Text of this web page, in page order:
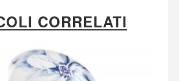
CORRELATI